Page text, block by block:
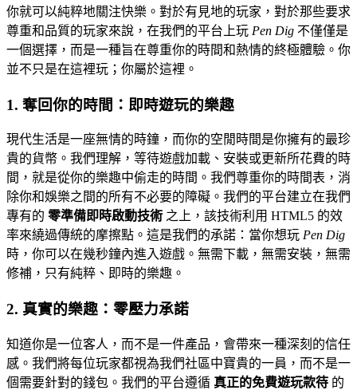
你就可以純粹地關注快樂。對於有見地的玩家，對於那些要求
尊重和品質的玩家來說，在我們的平台上玩 Pen Dig 不僅僅是
一個選擇，而是一種旨在尊重你的時間和熱情的終極體驗。你
並不只是在這裡玩；你屬於這裡。
1. 奪回你的時間：即時遊玩的樂趣
現代生活是一座無情的時鐘，而你的空閒時間是你擁有的最珍
貴的貨幣。我們理解，等待遊戲加載、安裝或更新所花費的時
間，就是從你的樂趣中偷走的時間。我們尊重你的時間表，消
除你和娛樂之間的所有不必要的障礙。我們的平台建立在我們
專有的 零準備即時啟動技術 之上，該技術利用 HTML5 的效
率來繞過傳統的摩擦點。這是我們的承諾：當你想玩 Pen Dig
時，你可以在幾秒鐘內進入遊戲。無需下載，無需安裝，無需
修補，只有純粹、即時的樂趣。
2. 真實的樂趣：零壓力承諾
知道你是一位客人，而不是一件產品，會帶來一種深刻的信任
感。我們將每位玩家都視為我們社區中寶貴的一員，而不是一
個需要針對的錢包。我們的平台遵循 真正的免費遊玩款待 的